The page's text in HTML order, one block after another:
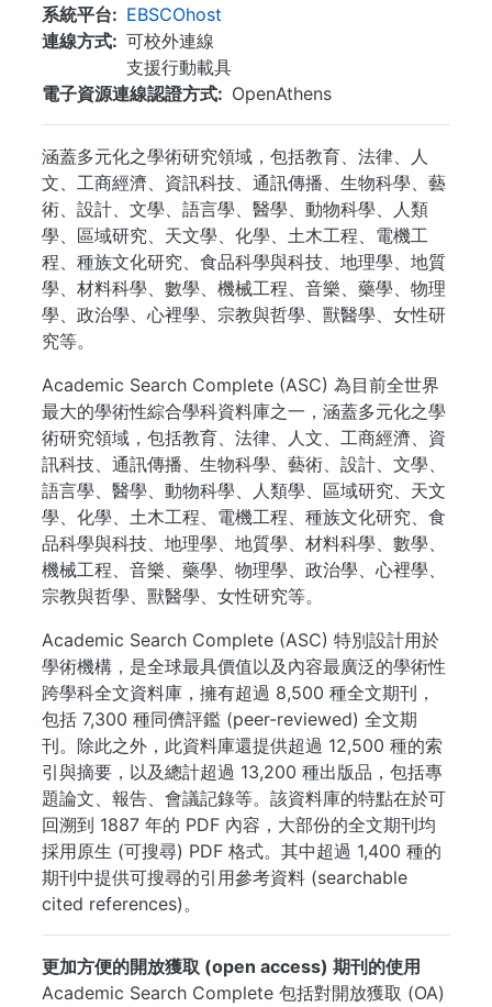
系統平台
EBSCOhost
連線方式
可校外連線
支援行動載具
電子資源連線認證方式
OpenAthens
涵蓋多元化之學術研究領域，包括教育、法律、人
文、工商經濟、資訊科技、通訊傳播、生物科學、藝
術、設計、文學、語言學、醫學、動物科學、人類
學、區域研究、天文學、化學、土木工程、電機工
程、種族文化研究、食品科學與科技、地理學、地質
學、材料科學、數學、機械工程、音樂、藥學、物理
學、政治學、心裡學、宗教與哲學、獸醫學、女性研
究等。
Academic Search Complete (ASC) 為目前全世界
最大的學術性綜合學科資料庫之一，涵蓋多元化之學
術研究領域，包括教育、法律、人文、工商經濟、資
訊科技、通訊傳播、生物科學、藝術、設計、文學、
語言學、醫學、動物科學、人類學、區域研究、天文
學、化學、土木工程、電機工程、種族文化研究、食
品科學與科技、地理學、地質學、材料科學、數學、
機械工程、音樂、藥學、物理學、政治學、心裡學、
宗教與哲學、獸醫學、女性研究等。
Academic Search Complete (ASC) 特別設計用於
學術機構，是全球最具價值以及內容最廣泛的學術性
跨學科全文資料庫，擁有超過 8,500 種全文期刊，
包括 7,300 種同儕評鑑 (peer-reviewed) 全文期
刊。除此之外，此資料庫還提供超過 12,500 種的索
引與摘要，以及總計超過 13,200 種出版品，包括專
題論文、報告、會議記錄等。該資料庫的特點在於可
回溯到 1887 年的 PDF 內容，大部份的全文期刊均
採用原生 (可搜尋) PDF 格式。其中超過 1,400 種的
期刊中提供可搜尋的引用參考資料 (searchable
cited references)。
更加方便的開放獲取 (open access) 期刊的使用
Academic Search Complete 包括對開放獲取 (OA)